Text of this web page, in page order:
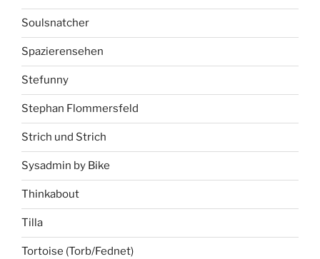
Soulsnatcher
Spazierensehen
Stefunny
Stephan Flommersfeld
Strich und Strich
Sysadmin by Bike
Thinkabout
Tilla
Tortoise (Torb/Fednet)